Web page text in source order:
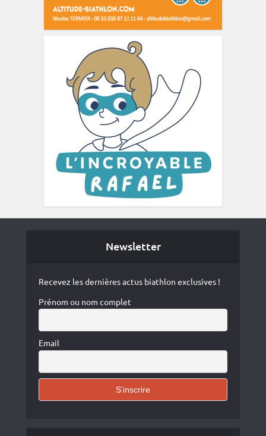
Newsletter
Recevez les dernières actus biathlon exclusives !
Prénom ou nom complet
Email